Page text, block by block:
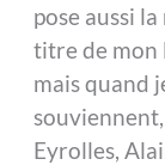
pose aussi
titre de mon
mais quand
Eyrolles,